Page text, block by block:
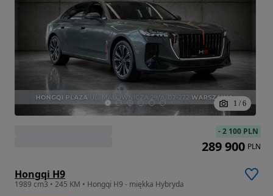
1 / 6
Hongqi H9
1989 cm3 • 245 KM • Hongqi H9 - miękka Hybryda
-2 100 PLN
289 900 PLN